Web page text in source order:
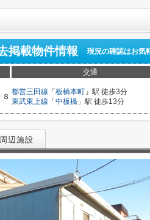
掲載物件情報 現況の確認はお気
交通
８
都営三田線 「 板橋本町 」駅 徒歩3分
東武東上線 「 中板橋 」駅 徒歩13分
周辺施設